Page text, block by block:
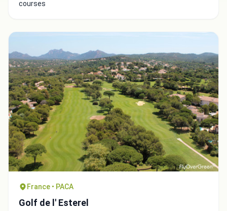
courses
France • PACA
Golf de l' Esterel